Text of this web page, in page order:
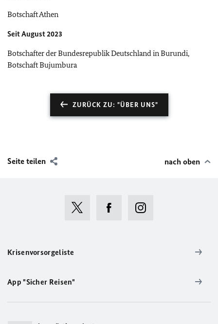
Botschaft Athen
Seit August 2023
Botschafter der Bundesrepublik Deutschland in Burundi,
Botschaft Bujumbura
ZURÜCK ZU: "ÜBER UNS"
Seite teilen nach oben
Krisenvorsorgeliste
App "Sicher Reisen"